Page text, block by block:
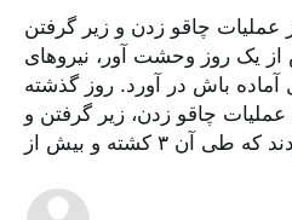
عملیات چاقو زدن و زیر گرفتن
از یک روز وحشت آور، نیروهای
آماده باش در آورد. روز گذشته
قدس و تل آویو شاهد ۴ عملیات چاقو زدن، زیر گرفتن و